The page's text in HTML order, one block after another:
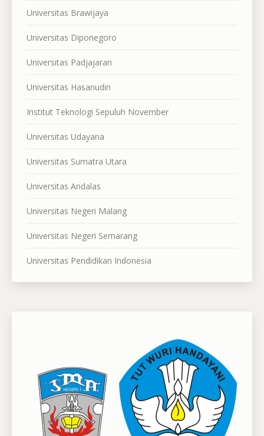
Universitas Brawijaya
Universitas Diponegoro
Universitas Padjajaran
Universitas Hasanudin
Institut Teknologi Sepuluh November
Universitas Udayana
Universitas Sumatra Utara
Universitas Andalas
Universitas Negeri Malang
Universitas Negeri Semarang
Universitas Pendidikan Indonesia